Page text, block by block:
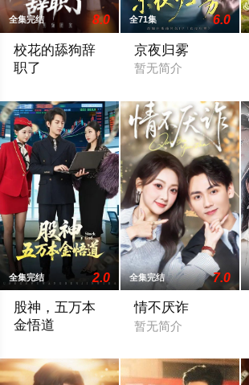
全集完结 8.0
校花的舔狗辞
职了
全71集 6.0
京夜归雾
暂无简介
全集完结 2.0
股神，五万本
金悟道
全集完结 7.0
情不厌诈
暂无简介